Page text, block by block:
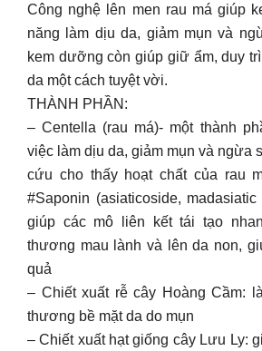
Công nghệ lên men rau má giúp
năng làm dịu da, giảm mụn và
kem dưỡng còn giúp giữ ẩm, duy
da một cách tuyệt vời.
THÀNH PHẦN:
– Centella (rau má)- một thành
việc làm dịu da, giảm mụn và ngừa
cứu cho thấy hoạt chất của rau
#Saponin (asiaticoside,
giúp các mô liên kết tái tạo
thương mau lành và lên da non,
quả
– Chiết xuất rễ cây Hoàng Cầm:
thương bề mặt da do mụn
– Chiết xuất hạt giống cây Lưu Ly: